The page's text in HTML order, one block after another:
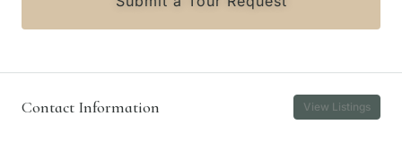
Contact Information View Listings